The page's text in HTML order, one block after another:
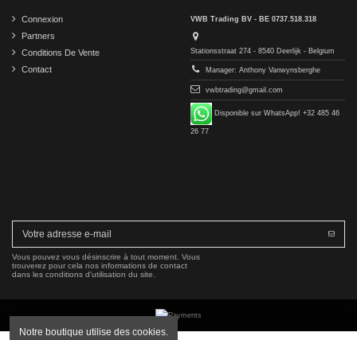
Connexion
Partners
Conditions De Vente
Contact
VWB Trading BV - BE 0737.518.318
Stationsstraat 274 - 8540 Deerlijk - Belgium
Manager: Anthony Vanwynsberghe
vwbtrading@gmail.com
Disponible sur WhatsApp! +32 485 46
26 77
Vous pouvez vous désinscrire à tout moment. Vous
trouverez pour cela nos informations de contact
dans les conditions d'utilisation du site.
Copyright © 2016-2026 VWB Trading BV. All rights reserved.
Notre boutique utilise des cookies.